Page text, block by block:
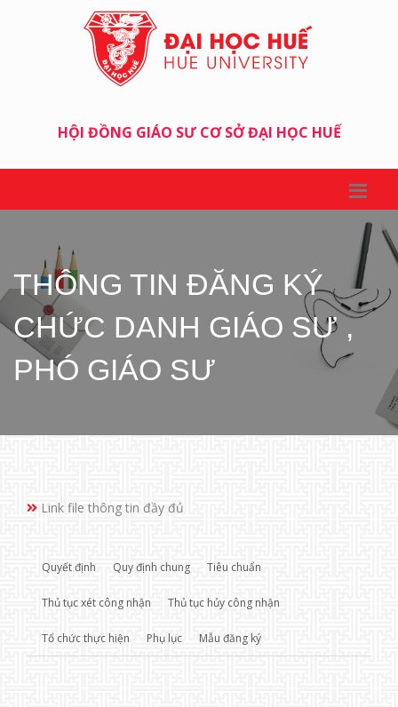
HỘI ĐỒNG GIÁO SƯ CƠ SỞ ĐẠI HỌC HUẾ
THÔNG TIN ĐĂNG KÝ
CHỨC DANH GIÁO SƯ ,
PHÓ GIÁO SƯ
Link file thông tin đầy đủ
Quyết định Quy định chung Tiêu chuẩn
Thủ tục xét công nhận Thủ tục hủy công nhận
Tổ chức thực hiện Phụ lục Mẫu đăng ký